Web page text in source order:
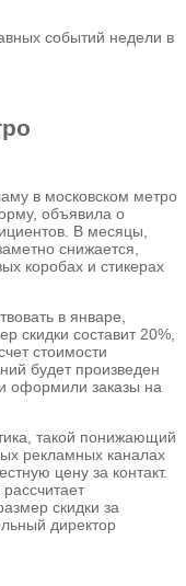
событий недели в
в московском метро
объявила о
В месяцы,
снижается,
коробах и стикерах
в январе,
скидки составит 20%,
стоимости
будет произведен
оформили заказы на
такой понижающий
рекламных каналах
цену за контакт.
скидки за
директор